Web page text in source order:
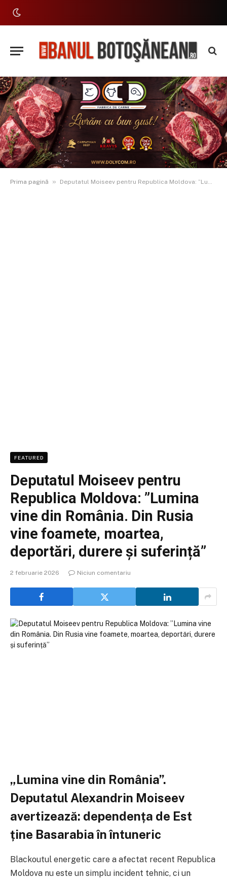
Prima pagină » Deputatul Moiseev pentru Republica Moldova: ”Lumina vine din România. Din Rusia vine foamete, moartea, deportări, durere și suferință”
FEATURED
Deputatul Moiseev pentru
Republica Moldova: ”Lumina
vine din România. Din Rusia
vine foamete, moartea,
deportări, durere și suferință”
2 februarie 2026 Niciun comentariu
„Lumina vine din România”.
Deputatul Alexandrin Moiseev
avertizează: dependența de Est
ține Basarabia în întuneric
Blackoutul energetic care a afectat recent Republica
Moldova nu este un simplu incident tehnic, ci un